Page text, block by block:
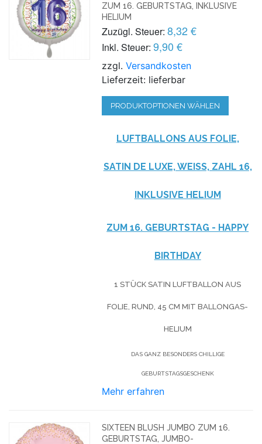
UM 16. GEBURTSTAG, INKLUSIVE H
ELIUM
Zuzügl. Steuer: 8,32 €
Inkl. Steuer: 9,90 €
zzgl.Versandkosten
Lieferzeit: lieferbar
PRODUKTOPTIONEN WÄHLEN
LUFTBALLONS AUS FOLIE,
SATIN DE LUXE, WEISS, ZAHL 16, I
NKLUSIVE HELIUM
ZUM 16. GEBURTSTAG - HAPPY
BIRTHDAY
1 STÜCK SATIN LUFTBALLON AUS
FOLIE, RUND, 45 CM MIT BALLONGAS-
HELIUM
DAS GANZ BESONDERS CHILLIGE
GEBURTSTAGSGESCHENK
Mehr erfahren
SIXTEEN BLUSH JUMBO ZUM 16.
GEBURTSTAG, JUMBO-